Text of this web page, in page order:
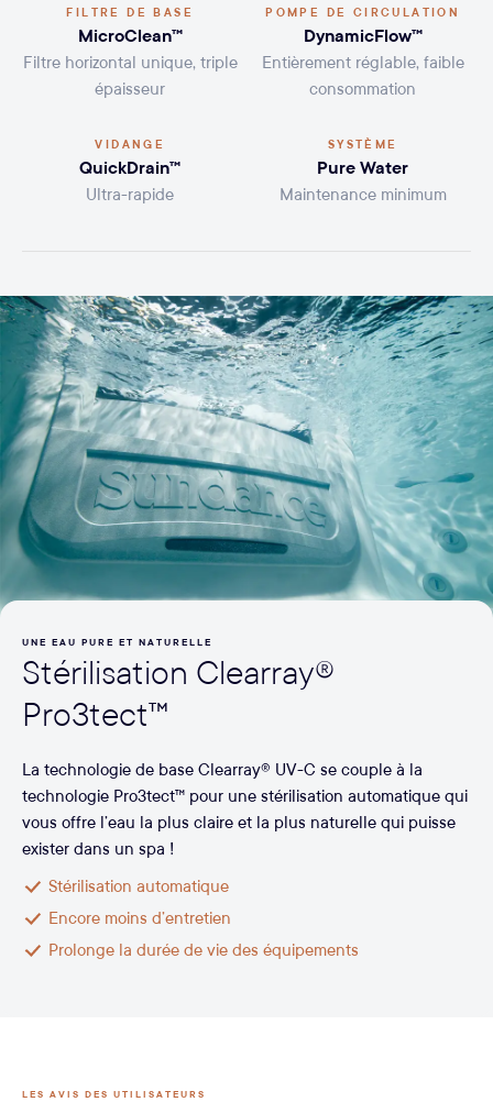
FILTRE DE BASE
MicroClean™
Filtre horizontal unique, triple
épaisseur
POMPE DE CIRCULATION
DynamicFlow™
Entièrement réglable, faible
consommation
VIDANGE
QuickDrain™
Ultra-rapide
SYSTÈME
Pure Water
Maintenance minimum
UNE EAU PURE ET NATURELLE
Stérilisation Clearray®
Pro3tect™
La technologie de base Clearray® UV-C se couple à la
technologie Pro3tect™ pour une stérilisation automatique qui
vous offre l’eau la plus claire et la plus naturelle qui puisse
exister dans un spa !
Stérilisation automatique
Encore moins d’entretien
Prolonge la durée de vie des équipements
LES AVIS DES UTILISATEURS